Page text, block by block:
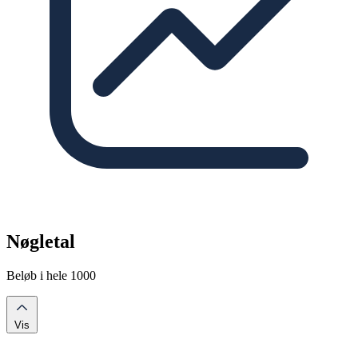
Nøgletal
Beløb i hele 1000
Vis